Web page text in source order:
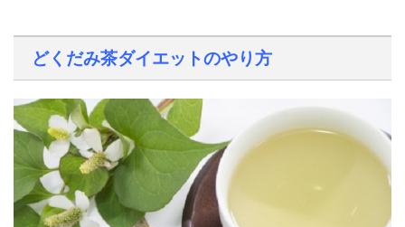
どくだみ茶ダイエットのやり方